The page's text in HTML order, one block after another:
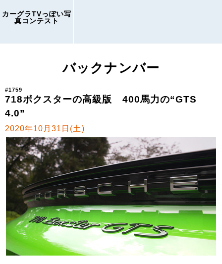
カーグラTVっぽい写
真コンテスト
バックナンバー
#1759
718ボクスターの高級版 400馬力の“GTS
4.0”
2020年10月31日(土)